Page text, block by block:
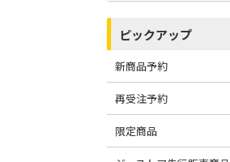
ピックアップ
新商品予約
再受注予約
限定商品